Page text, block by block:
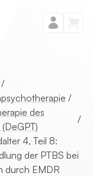
/
/
des
/
4, Teil 8:
der PTBS bei
durch EMDR